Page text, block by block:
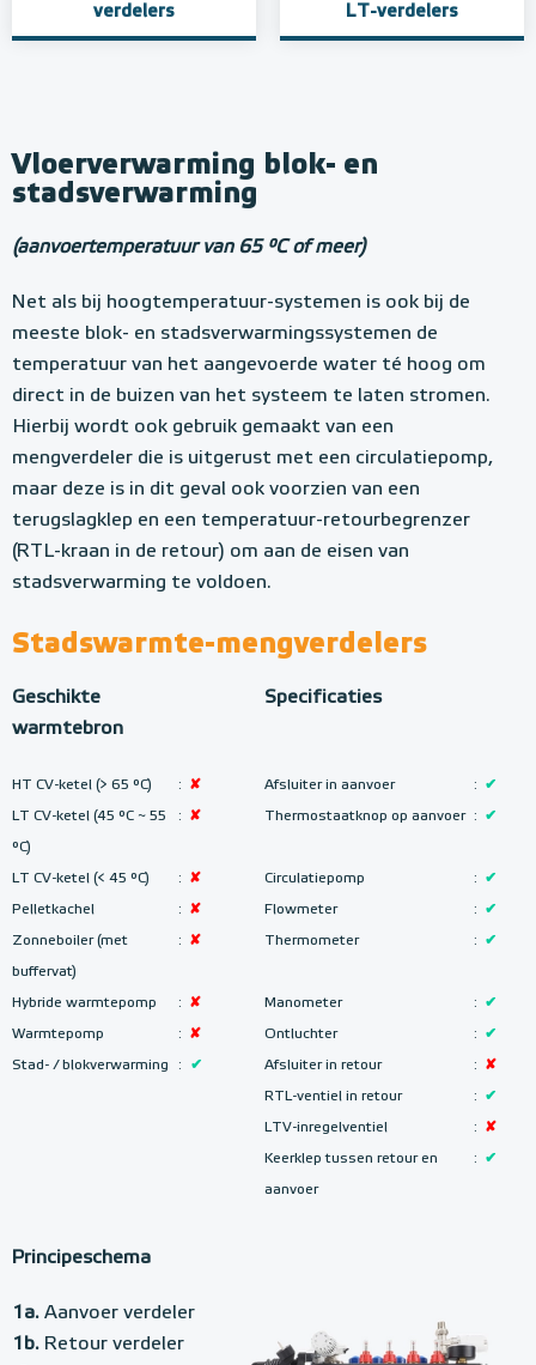
verdelers LT-verdelers
Vloerverwarming blok- en
stadsverwarming
(aanvoertemperatuur van 65 °C of meer)
Net als bij hoogtemperatuur-systemen is ook bij de
meeste blok- en stadsverwarmingssystemen de
temperatuur van het aangevoerde water té hoog om
direct in de buizen van het systeem te laten stromen.
Hierbij wordt ook gebruik gemaakt van een
mengverdeler die is uitgerust met een circulatiepomp,
maar deze is in dit geval ook voorzien van een
terugslagklep en een temperatuur-retourbegrenzer
(RTL-kraan in de retour) om aan de eisen van
stadsverwarming te voldoen.
Stadswarmte-mengverdelers
Geschikte
warmtebron
Specificaties
HT CV-ketel (> 65 °C) : ✘ Afsluiter in aanvoer : ✔
LT CV-ketel (45 °C ~ 55
°C)
: ✘ Thermostaatknop op aanvoer : ✔
LT CV-ketel (< 45 °C) : ✘ Circulatiepomp : ✔
Pelletkachel : ✘ Flowmeter : ✔
Zonneboiler (met
buffervat)
: ✘ Thermometer : ✔
Hybride warmtepomp : ✘ Manometer : ✔
Warmtepomp : ✘ Ontluchter : ✔
Stad- / blokverwarming : ✔ Afsluiter in retour : ✘
RTL-ventiel in retour : ✔
LTV-inregelventiel : ✘
Keerklep tussen retour en
aanvoer
: ✔
Principeschema
1a.
1b.
Aanvoer verdeler
Retour verdeler